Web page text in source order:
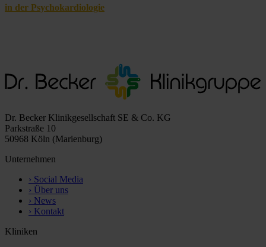
in der Psychokardiologie
Dr. Becker Klinikgesellschaft SE & Co. KG
Parkstraße 10
50968 Köln (Marienburg)
Unternehmen
› Social Media
› Über uns
› News
› Kontakt
Kliniken